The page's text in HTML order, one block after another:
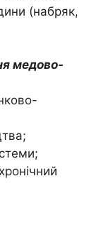
(набряк,
медово-